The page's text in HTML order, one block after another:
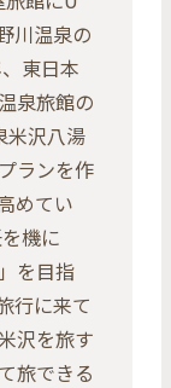
川温泉の
東日本
泉旅館の
米沢八湯
ランを作
めてい
機に
を目指
行に来て
沢を旅す
旅できる